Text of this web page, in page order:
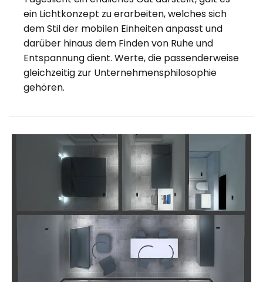
ein Lichtkonzept zu erarbeiten, welches sich
dem Stil der mobilen Einheiten anpasst und
darüber hinaus dem Finden von Ruhe und
Entspannung dient. Werte, die passenderweise
gleichzeitig zur Unternehmensphilosophie
gehören.